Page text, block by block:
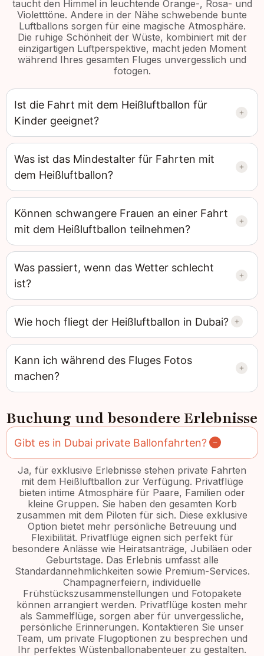
taucht den Himmel in leuchtende Orange-, Rosa- und
Violetttöne. Andere in der Nähe schwebende bunte
Luftballons sorgen für eine magische Atmosphäre.
Die ruhige Schönheit der Wüste, kombiniert mit der
einzigartigen Luftperspektive, macht jeden Moment
während Ihres gesamten Fluges unvergesslich und
fotogen.
Ist die Fahrt mit dem Heißluftballon für
Kinder geeignet?
Was ist das Mindestalter für Fahrten mit
dem Heißluftballon?
Können schwangere Frauen an einer Fahrt
mit dem Heißluftballon teilnehmen?
Was passiert, wenn das Wetter schlecht
ist?
Wie hoch fliegt der Heißluftballon in Dubai?
Kann ich während des Fluges Fotos
machen?
Buchung und besondere Erlebnisse
Gibt es in Dubai private Ballonfahrten?
Ja, für exklusive Erlebnisse stehen private Fahrten
mit dem Heißluftballon zur Verfügung. Privatflüge
bieten intime Atmosphäre für Paare, Familien oder
kleine Gruppen. Sie haben den gesamten Korb
zusammen mit dem Piloten für sich. Diese exklusive
Option bietet mehr persönliche Betreuung und
Flexibilität. Privatflüge eignen sich perfekt für
besondere Anlässe wie Heiratsanträge, Jubiläen oder
Geburtstage. Das Erlebnis umfasst alle
Standardannehmlichkeiten sowie Premium-Services.
Champagnerfeiern, individuelle
Frühstückszusammenstellungen und Fotopakete
können arrangiert werden. Privatflüge kosten mehr
als Sammelflüge, sorgen aber für unvergessliche,
persönliche Erinnerungen. Kontaktieren Sie unser
Team, um private Flugoptionen zu besprechen und
Ihr perfektes Wüstenballonabenteuer zu gestalten.